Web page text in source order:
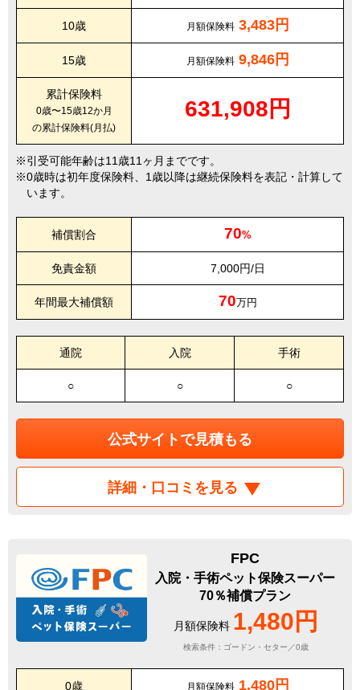
10歳 月額保険料 3,483円
15歳 月額保険料 9,846円
累計保険料
0歳〜15歳12か月
の累計保険料(月払)
631,908円
引受可能年齢は11歳11ヶ月までです。
0歳時は初年度保険料、1歳以降は継続保険料を表記・計算して
います。
補償割合 70%
免責金額 7,000円/日
年間最大補償額 70万円
通院 入院 手術
○ ○ ○
公式サイトで見積もる
詳細・口コミを見る
FPC
入院・手術ペット保険スーパー
70％補償プラン
月額保険料 1,480円
検索条件：ゴードン・セター／0歳
0歳 月額保険料 1,480円